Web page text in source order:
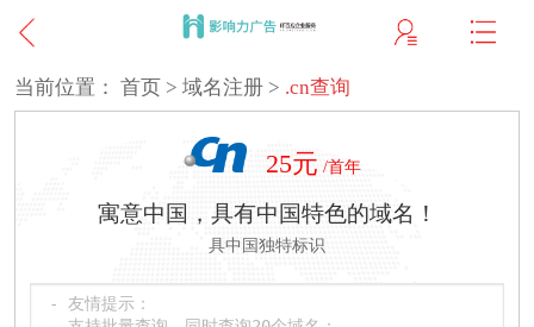
当前位置： 首页 > 域名注册 > .cn查询
25元 /首年
寓意中国，具有中国特色的域名！
具中国独特标识